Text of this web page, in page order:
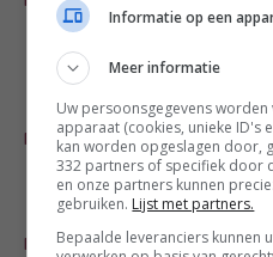
Dat is het
REAGEER
Yvonne-11
Dat is de
REAGEER
Miranda de Wit
Informatie op een
Meer informatie
Uw persoonsgegevens
apparaat (cookies, unieke ID's
kan worden opgeslagen door,
332 partners of specifiek door
en onze partners kunnen
gebruiken. Lijst met partners.
Bepaalde leveranciers kunnen